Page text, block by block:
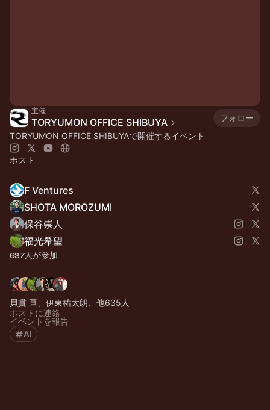
主催
TORYUMON OFFICE SHIBUYA
フォロー
TORYUMON OFFICE SHIBUYAで開催するイベント
ホスト
F Ventures
SHOTA MOROZUMI
保谷崇人
福光希望
637人が参加
貝貫 亘、伊東祐太朗、他635人
ホストに連絡
イベントを報告
AI